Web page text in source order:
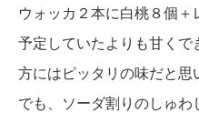
ウォッカ２本に白桃８個
予定していたよりも甘く
方にはピッタリの味だと思
でも、ソーダ割りのしゅ